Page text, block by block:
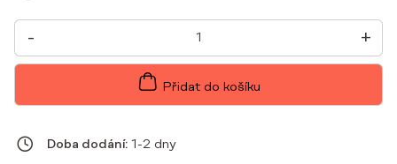
-
DÁMSKÁ
LÉKAŘSKÁ
OBÁLKOVÁ
TUNIKA
+
Přidat do košíku
Doba dodání: 1-2 dny